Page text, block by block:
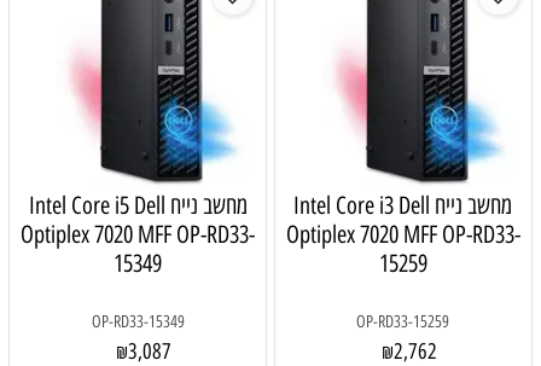
מחשב נייח Intel Core i3 Dell
Optiplex 7020 MFF OP-RD33-
15259
OP-RD33-15259
₪2,762
מחשב נייח Intel Core i5 Dell
Optiplex 7020 MFF OP-RD33-
15349
OP-RD33-15349
₪3,087